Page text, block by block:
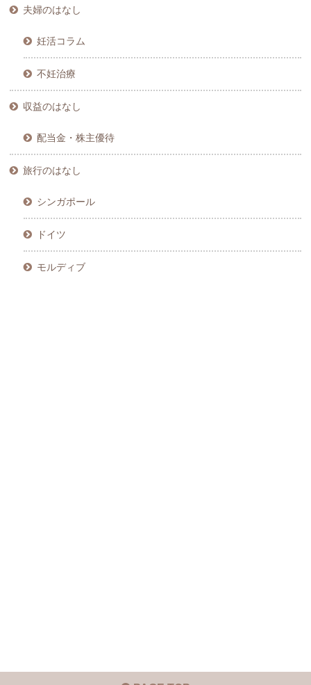
夫婦のはなし
妊活コラム
不妊治療
収益のはなし
配当金・株主優待
旅行のはなし
シンガポール
ドイツ
モルディブ